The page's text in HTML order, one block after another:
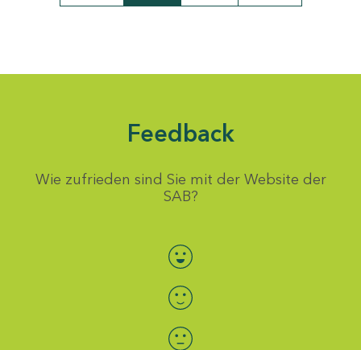
Feedback
Wie zufrieden sind Sie mit der Website der
SAB?
Bewertung auswählen